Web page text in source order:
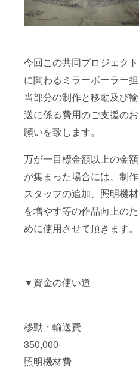
今回この共同プロジェクト
に関わるミラーボーラー担
当部分の制作と移動及び輸
送に係る費用のご支援のお
願いを致します。
万が一目標金額以上の金額
が集まった場合には、制作
スタッフの追加、照明機材
を増やす等の作品向上のた
めに使用させて頂きます。
▼資金の使い道
移動・輸送費
350,000-
照明機材費